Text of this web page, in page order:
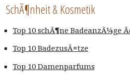
SchÃ¶nheit & Kosmetik
Top 10 schÃ¶ne BadeanzÃ¼ge
Top 10 BadezusÃ¤tze
Top 10 Damenparfums